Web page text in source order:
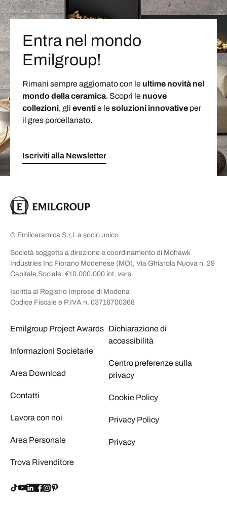
Entra nel mondo
Emilgroup!
Rimani sempre aggiornato con le ultime novità nel
mondo della ceramica. Scopri le nuove
collezioni, gli eventie lesoluzioni innovative per
il gres porcellanato.
Iscriviti alla Newsletter
© Emilceramica S.r.l. a socio unico
Società soggetta a direzione e coordinamento di Mohawk
Industries Inc Fiorano Modenese (MO), Via Ghiarola Nuova n. 29
Capitale Sociale: €10.000.000 int. vers.
Iscritta al Registro Imprese di Modena
Codice Fiscale e P.IVA n. 03716700368
Emilgroup Project Awards
Informazioni Societarie
Area Download
Contatti
Lavora con noi
Area Personale
Trova Rivenditore
Dichiarazione di
accessibilità
Centro preferenze sulla
privacy
Cookie Policy
Privacy Policy
Privacy